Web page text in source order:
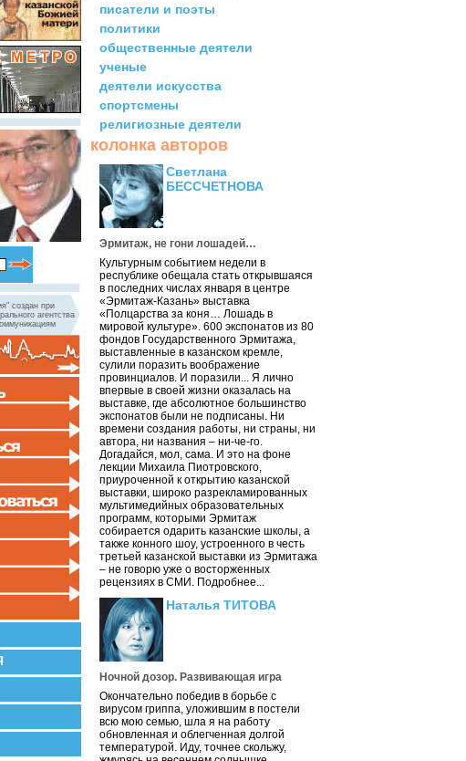
писатели и поэты
политики
общественные деятели
ученые
деятели искусства
спортсмены
религиозные деятели
колонка авторов
Светлана
БЕССЧЕТНОВА
Эрмитаж, не гони лошадей…
Культурным событием недели в
республике обещала стать открывшаяся
в последних числах января в центре
«Эрмитаж-Казань» выставка
«Полцарства за коня… Лошадь в
мировой культуре». 600 экспонатов из 80
фондов Государственного Эрмитажа,
выставленные в казанском кремле,
сулили поразить воображение
провинциалов. И поразили... Я лично
впервые в своей жизни оказалась на
выставке, где абсолютное большинство
экспонатов были не подписаны. Ни
времени создания работы, ни страны, ни
автора, ни названия – ни-че-го.
Догадайся, мол, сама. И это на фоне
лекции Михаила Пиотровского,
приуроченной к открытию казанской
выставки, широко разрекламированных
мультимедийных образовательных
программ, которыми Эрмитаж
собирается одарить казанские школы, а
также конного шоу, устроенного в честь
третьей казанской выставки из Эрмитажа
– не говорю уже о восторженных
рецензиях в СМИ. Подробнее...
Наталья ТИТОВА
Ночной дозор. Развивающая игра
Окончательно победив в борьбе с
вирусом гриппа, уложившим в постели
всю мою семью, шла я на работу
обновленная и облегченная долгой
температурой. Иду, точнее скольжу,
создан при
агентства